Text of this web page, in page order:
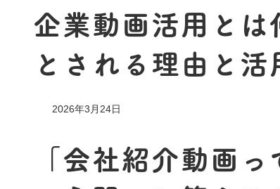
企業動画活用と
とされる理由と活
2026年3月24日
「会社紹介動画